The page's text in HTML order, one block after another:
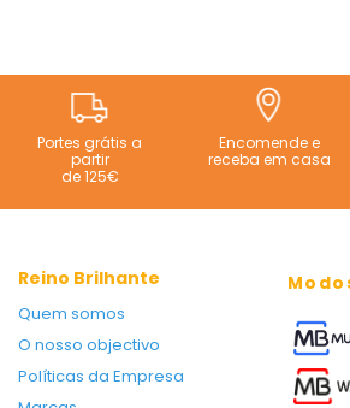
Portes grátis a
partir
de 125€
Encomende e
receba em casa
Reino Brilhante
Quem somos
O nosso objectivo
Políticas da Empresa